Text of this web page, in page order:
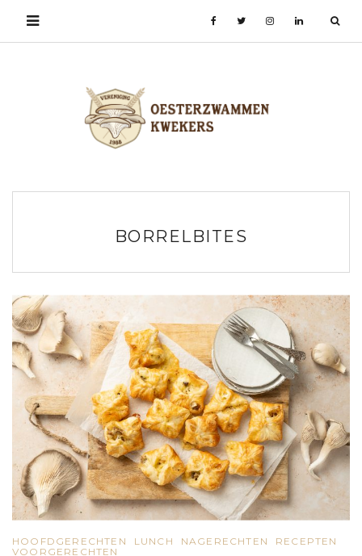
BORRELBITES
HOOFDGERECHTEN LUNCH NAGERECHTEN
RECEPTEN
VOORGERECHTEN